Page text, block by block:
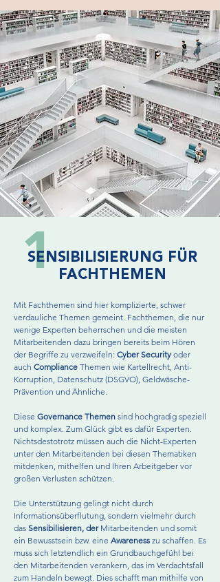
1
SENSIBILISIERUNG FÜR
FACHTHEMEN
Mit Fachthemen sind hier komplizierte, schwer
verdauliche Themen gemeint. Fachthemen, die nur
wenige Experten beherrschen und die meisten
Mitarbeitenden dazu bringen bereits beim Hören
der Begriffe zu verzweifeln: Cyber Security oder
auch Compliance Themen wie Kartellrecht, Anti-
Korruption, Datenschutz (DSGVO), Geldwäsche-
Prävention und Ähnliche.
Diese Governance Themen sind hochgradig speziell
und komplex. Zum Glück gibt es dafür Experten.
Nichtsdestotrotz müssen auch die Nicht-Experten
unter den Mitarbeitenden bei diesen Thematiken
mitdenken, mithelfen und Ihren Arbeitgeber vor
großen Verlusten schützen.
Die Unterstützung gelingt nicht durch
Informationsüberflutung, sondern vielmehr durch
das Sensibilisieren, der Mitarbeitenden und somit
ein Bewusstsein bzw. eine Awareness zu schaffen. Es
muss sich letztendlich ein Grundbauchgefühl bei
den Mitarbeitenden verankern, das im Verdachtsfall
zum Handeln bewegt. Dies schafft man mithilfe von